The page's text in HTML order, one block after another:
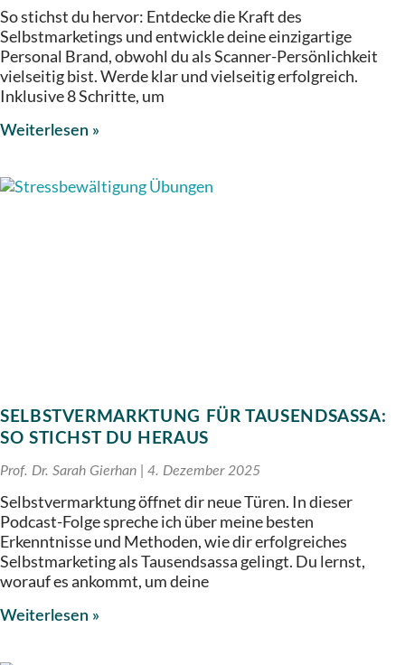
So stichst du hervor: Entdecke die Kraft des
Selbstmarketings und entwickle deine einzigartige
Personal Brand, obwohl du als Scanner-Persönlichkeit
vielseitig bist. Werde klar und vielseitig erfolgreich.
Inklusive 8 Schritte, um
Weiterlesen »
SELBSTVERMARKTUNG FÜR TAUSENDSASSA:
SO STICHST DU HERAUS
Prof. Dr. Sarah Gierhan 4. Dezember 2025
Selbstvermarktung öffnet dir neue Türen. In dieser
Podcast-Folge spreche ich über meine besten
Erkenntnisse und Methoden, wie dir erfolgreiches
Selbstmarketing als Tausendsassa gelingt. Du lernst,
worauf es ankommt, um deine
Weiterlesen »